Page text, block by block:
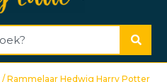
/ Rammelaar Hedwig Harry Potter